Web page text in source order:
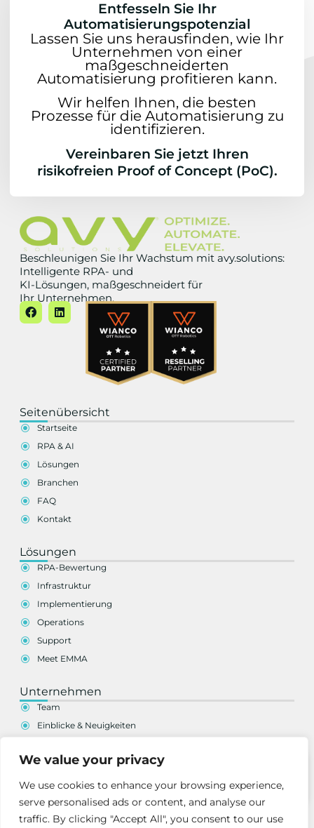
We value your privacy
We use cookies to enhance your browsing experience,
serve personalised ads or content, and analyse our
traffic. By clicking "Accept All", you consent to our use
Entfesseln Sie Ihr
Automatisierungspotenzial
Lassen Sie uns herausfinden, wie Ihr
Unternehmen von einer
maßgeschneiderten
Automatisierung profitieren kann.
Wir helfen Ihnen, die besten
Prozesse für die Automatisierung zu
identifizieren.
Vereinbaren Sie jetzt Ihren
risikofreien Proof of Concept (PoC).
Beschleunigen Sie Ihr Wachstum mit avy.solutions:
Intelligente RPA- und
KI-Lösungen, maßgeschneidert für
Ihr Unternehmen.
Seitenübersicht
Startseite
RPA & AI
Lösungen
Branchen
FAQ
Kontakt
Lösungen
RPA-Bewertung
Infrastruktur
Implementierung
Operations
Support
Meet EMMA
Unternehmen
Demo
anfordern
Team
Einblicke & Neuigkeiten
Globale Präsenz
Live Demo anfordern